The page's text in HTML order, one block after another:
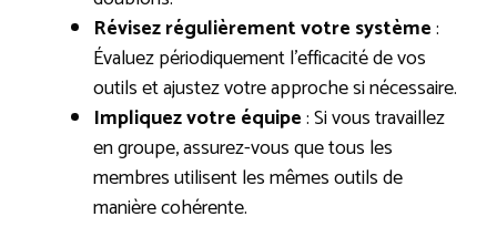
Révisez régulièrement votre système:
Évaluez périodiquement l’efficacité de vos
outils et ajustez votre approche si nécessaire.
Impliquez votre équipe: Si vous travaillez
en groupe, assurez-vous que tous les
membres utilisent les mêmes outils de
manière cohérente.